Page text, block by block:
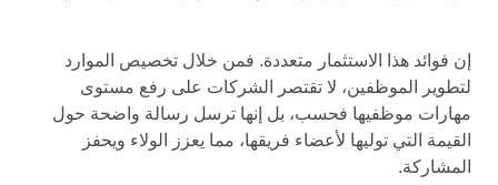
إن فوائد هذا الاستثمار متعددة. فمن خلال تخصيص الموارد
لتطوير الموظفين، لا تقتصر الشركات على رفع مستوى
مهارات موظفيها فحسب، بل إنها ترسل رسالة واضحة حول
القيمة التي توليها لأعضاء فريقها، مما يعزز الولاء ويحفز
المشاركة.